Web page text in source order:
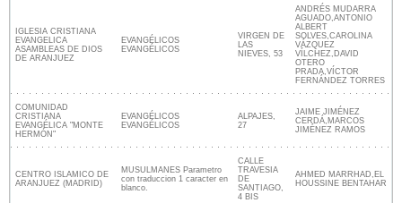
IGLESIA CRISTIANA
EVANGELICA
ASAMBLEAS DE DIOS
DE ARANJUEZ
EVANGÉLICOS
EVANGÉLICOS
VIRGEN DE
LAS
NIEVES, 53
ANDRÉS MUDARRA
AGUADO,ANTONIO
ALBERT
SOLVES,CAROLINA
VÁZQUEZ
VÍLCHEZ,DAVID
OTERO
PRADA,VÍCTOR
FERNÁNDEZ TORRES
COMUNIDAD
CRISTIANA
EVANGÉLICA "MONTE
HERMÓN"
EVANGÉLICOS
EVANGÉLICOS
ALPAJES,
27
JAIME JIMÉNEZ
CERDÁ,MARCOS
JIMÉNEZ RAMOS
CENTRO ISLAMICO DE
ARANJUEZ (MADRID)
MUSULMANES Parametro
con traduccion 1 caracter en
blanco.
CALLE
TRAVESIA
DE
SANTIAGO,
4 BIS
AHMED MARRHAD,EL
HOUSSINE BENTAHAR